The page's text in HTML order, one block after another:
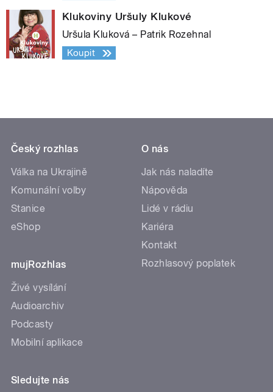
Klukoviny Uršuly Klukové
Uršula Kluková – Patrik Rozehnal
Koupit
Český rozhlas
Válka na Ukrajině
Komunální volby
Stanice
eShop
mujRozhlas
Živé vysílání
Audioarchiv
Podcasty
Mobilní aplikace
O nás
Jak nás naladíte
Nápověda
Lidé v rádiu
Kariéra
Kontakt
Rozhlasový poplatek
Sledujte nás